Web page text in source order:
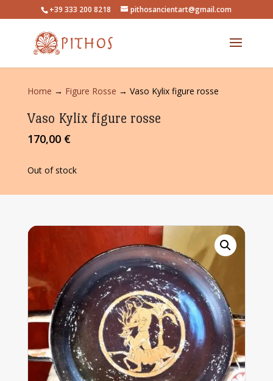
+39 333 200 8218 pithosancientart@gmail.com
Home → Figure Rosse → Vaso Kylix figure rosse
Vaso Kylix figure rosse
170,00 €
Out of stock